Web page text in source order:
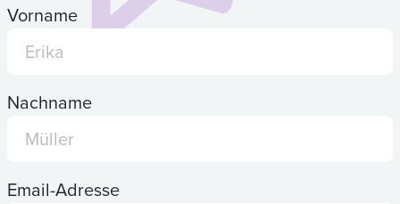
Vorname
Nachname
Email-Adresse